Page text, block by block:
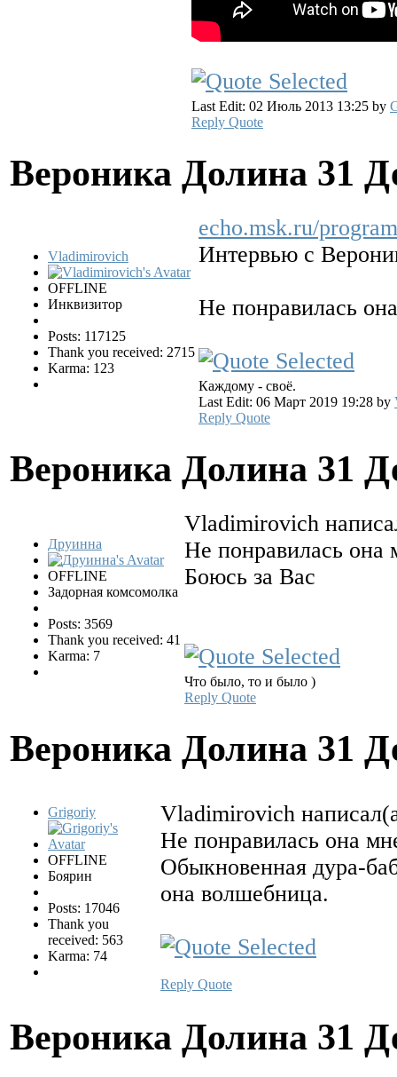
Last Edit: 02 Июль 2013 13:25 by
Reply Quote
Вероника Долина 31
Vladimirovich
OFFLINE
Инквизитор
Posts: 117125
Thank you received: 2715
Karma: 123
echo.msk.ru/
Интервью с
Не понравилась
Каждому - своё.
Last Edit: 06 Март 2019 19:28 by
Reply Quote
Вероника Долина 31
Друинна
OFFLINE
Задорная комсомолка
Posts: 3569
Thank you received: 41
Karma: 7
Vladimirovich
Не понравилась она
Боюсь за Вас
Что было, то и было )
Reply Quote
Вероника Долина 31
Grigoriy
OFFLINE
Боярин
Posts: 17046
Thank you
received: 563
Karma: 74
Vladimirovich
Не понравилась она
Обыкновенная дура-
она волшебница.
Reply Quote
Вероника Долина 31